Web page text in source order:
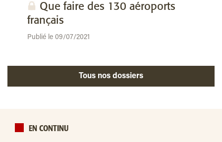
Que faire des 130 aéroports
français
Publié le 09/07/2021
Tous nos dossiers
EN CONTINU